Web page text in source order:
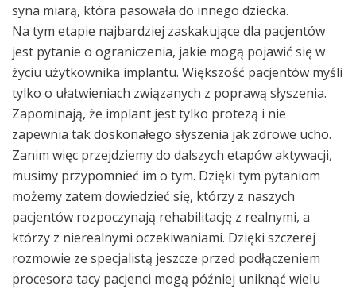
syna miarą, która pasowała do innego dziecka.
Na tym etapie najbardziej zaskakujące dla pacjentów
jest pytanie o ograniczenia, jakie mogą pojawić się w
życiu użytkownika implantu. Większość pacjentów myśli
tylko o ułatwieniach związanych z poprawą słyszenia.
Zapominają, że implant jest tylko protezą i nie
zapewnia tak doskonałego słyszenia jak zdrowe ucho.
Zanim więc przejdziemy do dalszych etapów aktywacji,
musimy przypomnieć im o tym. Dzięki tym pytaniom
możemy zatem dowiedzieć się, którzy z naszych
pacjentów rozpoczynają rehabilitację z realnymi, a
którzy z nierealnymi oczekiwaniami. Dzięki szczerej
rozmowie ze specjalistą jeszcze przed podłączeniem
procesora tacy pacjenci mogą później uniknąć wielu